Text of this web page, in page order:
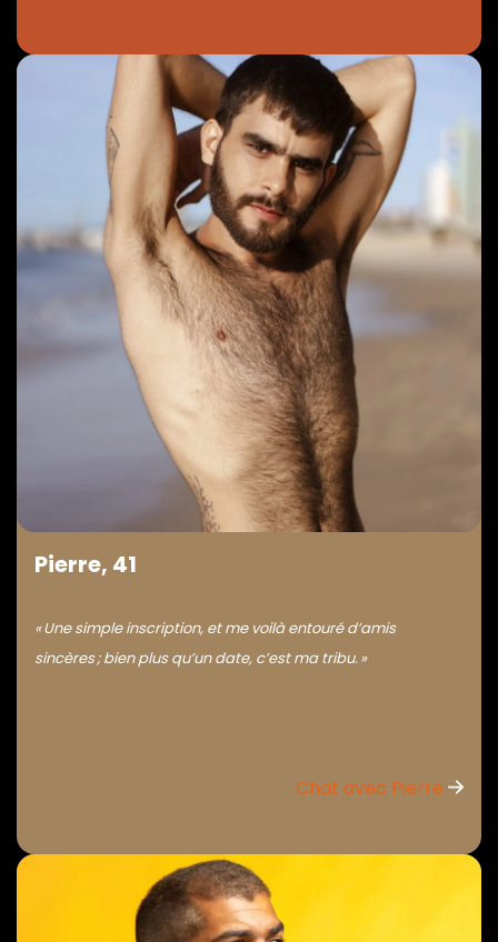
Pierre, 41
« Une simple inscription, et me voilà entouré d’amis
sincères ; bien plus qu’un date, c’est ma tribu. »
Chat avec Pierre